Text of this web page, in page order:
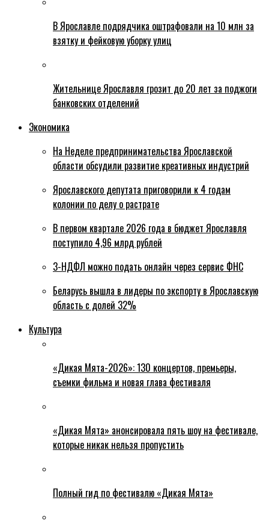
В Ярославле подрядчика оштрафовали на 10 млн за
взятку и фейковую уборку улиц
Жительнице Ярославля грозит до 20 лет за поджоги
банковских отделений
Экономика
На Неделе предпринимательства Ярославской
области обсудили развитие креативных индустрий
Ярославского депутата приговорили к 4 годам
колонии по делу о растрате
В первом квартале 2026 года в бюджет Ярославля
поступило 4,96 млрд рублей
3-НДФЛ можно подать онлайн через сервис ФНС
Беларусь вышла в лидеры по экспорту в Ярославскую
область с долей 32%
Культура
«Дикая Мята-2026»: 130 концертов, премьеры,
съемки фильма и новая глава фестиваля
«Дикая Мята» анонсировала пять шоу на фестивале,
которые никак нельзя пропустить
Полный гид по фестивалю «Дикая Мята»